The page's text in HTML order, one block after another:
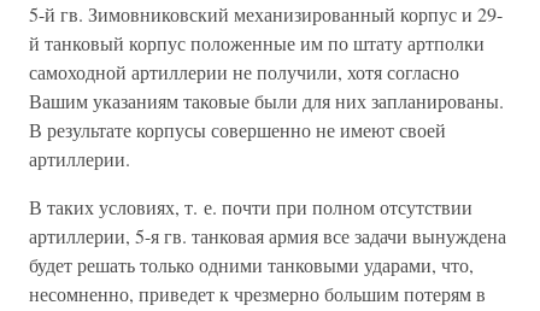
5-й гв. Зимовниковский механизированный корпус и 29-
й танковый корпус положенные им по штату артполки
самоходной артиллерии не получили, хотя согласно
Вашим указаниям таковые были для них запланированы.
В результате корпусы совершенно не имеют своей
артиллерии.
В таких условиях, т. е. почти при полном отсутствии
артиллерии, 5-я гв. танковая армия все задачи вынуждена
будет решать только одними танковыми ударами, что,
несомненно, приведет к чрезмерно большим потерям в